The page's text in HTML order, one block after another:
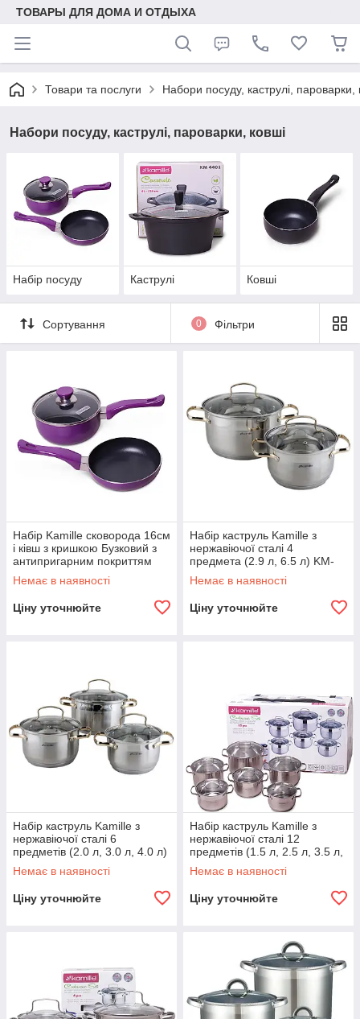
ТОВАРЫ ДЛЯ ДОМА И ОТДЫХА
Товари та послуги Набори посуду, каструлі, пароварки,
Набори посуду, каструлі, пароварки, ковші
Набір посуду Каструлі Ковші
Сортування 0 Фільтри
Набір Kamille сковорода 16см
і ківш з кришкою Бузковий з
антипригарним покриттям
KM-0616
Немає в наявності
Ціну уточнюйте
Набір каструль Kamille з
нержавіючої сталі 4
предмета (2.9 л, 6.5 л) KM-
4005G
Немає в наявності
Ціну уточнюйте
Набір каструль Kamille з
нержавіючої сталі 6
предметів (2.0 л, 3.0 л, 4.0 л)
KM-4006G
Немає в наявності
Ціну уточнюйте
Набір каструль Kamille з
нержавіючої сталі 12
предметів (1.5 л, 2.5 л, 3.5 л,
6.0 л) KM-4010S
Немає в наявності
Ціну уточнюйте